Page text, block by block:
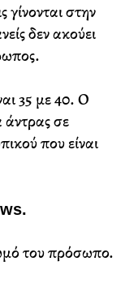
γίνονται στην
δεν ακούει
35 με 40. Ο
άντρας σε
που είναι
του πρόσωπο.